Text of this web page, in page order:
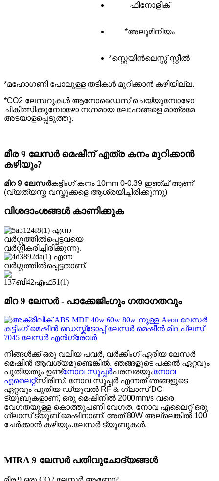
ഫിനോളിക്
*അലൂമിനിയം
*സ്റ്റെയിൻലെസ്സ് സ്റ്റീൽ
*മഹോഗണി പോലുള്ള തടികൾ മുറിക്കാൻ കഴിയില്ല.
*CO2 ലേസറുകൾ ആനോഡൈസ് ചെയ്യുമ്പോഴോ
ചികിത്സിക്കുമ്പോഴോ നഗ്നമായ ലോഹങ്ങളെ മാത്രമേ
അടയാളപ്പെടുത്തൂ.
മീര 9 ലേസർ മെഷീന് എത്ര കനം മുറിക്കാൻ
കഴിയും?
മിറ 9 ലേസർകട്ടിംഗ് കനം 10mm 0-0.39 ഇഞ്ച് ആണ്
(വ്യത്യസ്ത വസ്തുക്കളെ ആശ്രയിച്ചിരിക്കുന്നു)
വിശദാംശങ്ങൾ കാണിക്കുക
മിറ 9 ലേസർ - പാക്കേജിംഗും ഗതാഗതവും
നിങ്ങൾക്ക് ഒരു വലിയ പവർ, വർക്കിംഗ് ഏരിയ ലേസർ
മെഷീൻ ആവശ്യമുണ്ടെങ്കിൽ, ഞങ്ങളുടെ പക്കൽ ഏറ്റവും
പുതിയതും ഉണ്ട്നോവ സൂപ്പർപരമ്പരയുംനോവ
എലൈറ്റ്സീരീസ്. നോവ സൂപ്പർ എന്നത് ഞങ്ങളുടെ
ഏറ്റവും പുതിയ ഡ്യുവൽ RF & ഗ്ലാസ് DC
ട്യൂബുകളാണ്, ഒരു മെഷീനിൽ 2000mm/s വരെ
വേഗതയുള്ള കൊത്തുപണി വേഗത. നോവ എലൈറ്റ് ഒരു
ഗ്ലാസ് ട്യൂബ് മെഷീനാണ്, അത് 80W അല്ലെങ്കിൽ 100 ​​
ചേർക്കാൻ കഴിയും.ലേസർ ട്യൂബുകൾ.
MIRA 9 ലേസർ പതിവുചോദ്യങ്ങൾ
മീര 9 ഒരു CO2 ലേസർ ആണോ?